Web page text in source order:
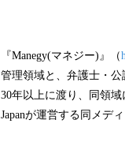
『Manegy(マネジー)』（
管理領域と、弁護士・
30年以上に渡り、同領
Japanが運営する同メデ